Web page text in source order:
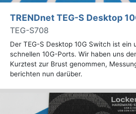
TRENDnet TEG-S Desktop
TEG-S708
Der TEG-S Desktop 10G Switch ist ein
schnellen 10G-Ports. Wir haben uns
Kurztest zur Brust genommen,
berichten nun darüber.